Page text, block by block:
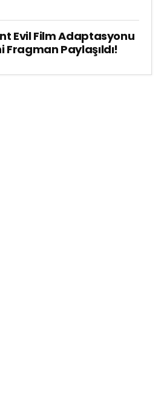
Evil Film Adaptasyonu
Fragman Paylaşıldı!